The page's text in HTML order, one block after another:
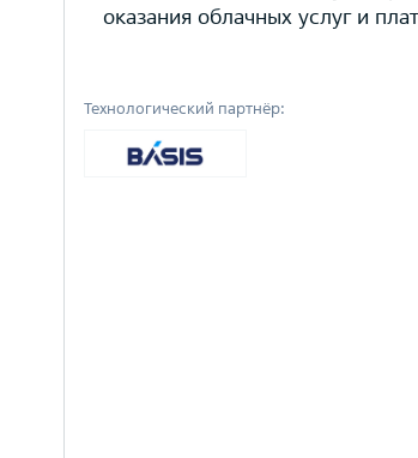
оказания облачных услуг и
Технологический партнёр: